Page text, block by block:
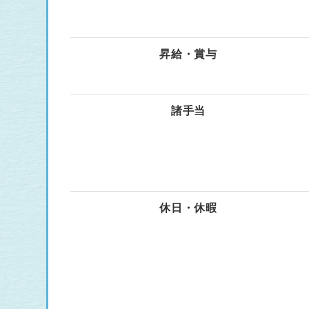
昇給・賞与
諸手当
休日・休暇